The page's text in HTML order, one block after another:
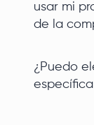
usar mi
de la
¿Puedo
específica